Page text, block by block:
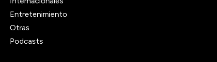
Entretenimiento
Otras
Podcasts